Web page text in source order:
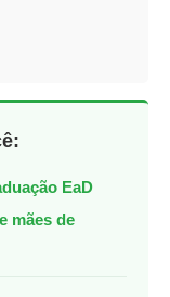
EaD
mães de